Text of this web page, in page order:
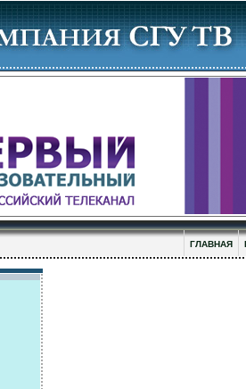
ГЛАВНАЯ